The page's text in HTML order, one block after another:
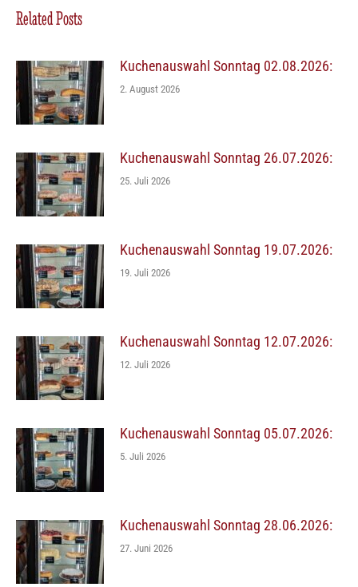
Related Posts
Kuchenauswahl Sonntag 02.08.2026:
2. August 2026
Kuchenauswahl Sonntag 26.07.2026:
25. Juli 2026
Kuchenauswahl Sonntag 19.07.2026:
19. Juli 2026
Kuchenauswahl Sonntag 12.07.2026:
12. Juli 2026
Kuchenauswahl Sonntag 05.07.2026:
5. Juli 2026
Kuchenauswahl Sonntag 28.06.2026:
27. Juni 2026